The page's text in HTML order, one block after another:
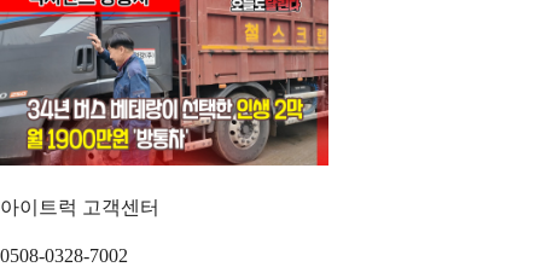
아이트럭 고객센터
0508-0328-7002